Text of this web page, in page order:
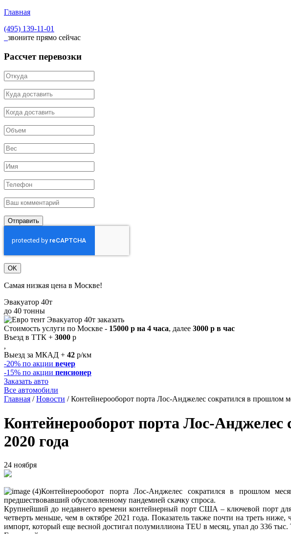
Главная
(495) 139-11-01
звоните прямо сейчас
Рассчет перевозки
Отправить
OK
Самая низкая цена в Москве!
Эвакуатор 40т
до 40 тонны
Стоимость услуги по Москве - 15000 р на 4 часа, далее 3000 р в час
Въезд в ТТК + 3000 р
,
Выезд за МКАД + 42 р/км
-20% по акции вечер
-15% по акции пенсионер
Заказать авто
Все автомобили
Главная /Новости /Контейнерооборот порта Лос-Анджелес сократился в прошлом
Контейнерооборот порта Лос-
2020 года
24 ноября
Контейнерооборот порта Лос-Анджелес сократился в прошлом
предшествовавший обусловленному пандемией скачку спроса.
Крупнейший до недавнего времени контейнерный порт США – ключевой порт
четверть меньше, чем в октябре 2021 года. Показатель также почти на треть
импорт, который еще весной достигал полумиллиона TEU в месяц, упал до 336 тыс.